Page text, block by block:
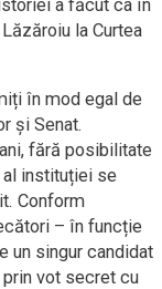
a făcut ca în
la Curtea
în mod egal de
și Senat.
fără posibilitate
al instituției se
Conform
– în funcție
un singur candidat
vot secret cu